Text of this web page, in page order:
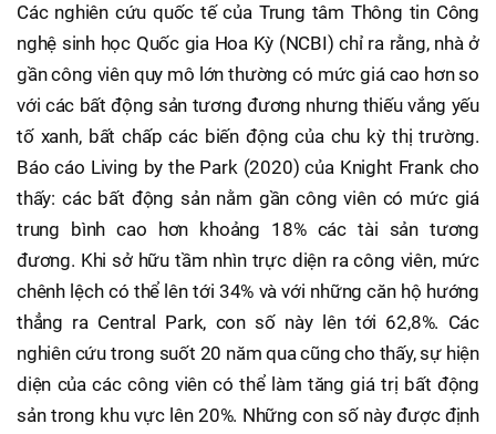
Các nghiên cứu quốc tế của Trung tâm Thông tin Công
nghệ sinh học Quốc gia Hoa Kỳ (NCBI) chỉ ra rằng, nhà ở
gần công viên quy mô lớn thường có mức giá cao hơn so
với các bất động sản tương đương nhưng thiếu vắng yếu
tố xanh, bất chấp các biến động của chu kỳ thị trường.
Báo cáo Living by the Park (2020) của Knight Frank cho
thấy: các bất động sản nằm gần công viên có mức giá
trung bình cao hơn khoảng 18% các tài sản tương
đương. Khi sở hữu tầm nhìn trực diện ra công viên, mức
chênh lệch có thể lên tới 34% và với những căn hộ hướng
thẳng ra Central Park, con số này lên tới 62,8%. Các
nghiên cứu trong suốt 20 năm qua cũng cho thấy, sự hiện
diện của các công viên có thể làm tăng giá trị bất động
sản trong khu vực lên 20%. Những con số này được định